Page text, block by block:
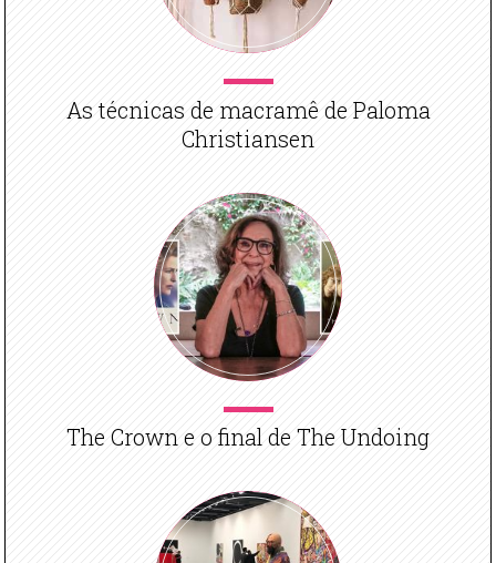
As técnicas de macramê de Paloma
Christiansen
The Crown e o final de The Undoing